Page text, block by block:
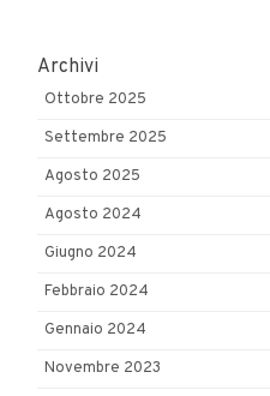
Archivi
Ottobre 2025
Settembre 2025
Agosto 2025
Agosto 2024
Giugno 2024
Febbraio 2024
Gennaio 2024
Novembre 2023